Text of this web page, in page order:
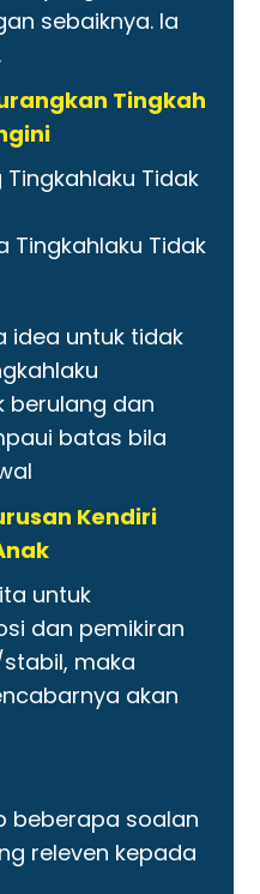
sebaiknya. Ia
Tingkah
Tingkahlaku Tidak
Tingkahlaku Tidak
idea untuk tidak
berulang dan
batas bila
Kendiri
untuk
dan pemikiran
maka
akan
beberapa soalan
releven kepada